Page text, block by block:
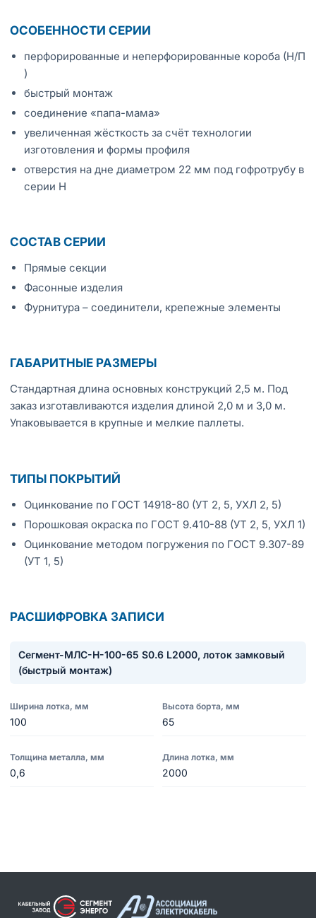
ОСОБЕННОСТИ СЕРИИ
перфорированные и неперфорированные короба (Н/П
)
быстрый монтаж
соединение «папа-мама»
увеличенная жёсткость за счёт технологии
изготовления и формы профиля
отверстия на дне диаметром 22 мм под гофротрубу в
серии Н
СОСТАВ СЕРИИ
Прямые секции
Фасонные изделия
Фурнитура – соединители, крепежные элементы
ГАБАРИТНЫЕ РАЗМЕРЫ
Стандартная длина основных конструкций 2,5 м. Под
заказ изготавливаются изделия длиной 2,0 м и 3,0 м.
Упаковывается в крупные и мелкие паллеты.
ТИПЫ ПОКРЫТИЙ
Оцинкование по ГОСТ 14918-80 (УТ 2, 5, УХЛ 2, 5)
Порошковая окраска по ГОСТ 9.410-88 (УТ 2, 5, УХЛ 1)
Оцинкование методом погружения по ГОСТ 9.307-89
(УТ 1, 5)
РАСШИФРОВКА ЗАПИСИ
Сегмент-МЛC-Н-100-65 S0.6 L2000, лоток замковый
(быстрый монтаж)
Ширина лотка, мм
100
Высота борта, мм
65
Толщина металла, мм
0,6
Длина лотка, мм
2000